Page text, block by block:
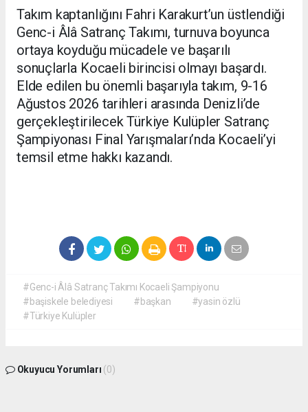
Takım kaptanlığını Fahri Karakurt’un üstlendiği
Genc-i Âlâ Satranç Takımı, turnuva boyunca
ortaya koyduğu mücadele ve başarılı
sonuçlarla Kocaeli birincisi olmayı başardı.
Elde edilen bu önemli başarıyla takım, 9-16
Ağustos 2026 tarihleri arasında Denizli’de
gerçekleştirilecek Türkiye Kulüpler Satranç
Şampiyonası Final Yarışmaları’nda Kocaeli’yi
temsil etme hakkı kazandı.
#Genc-i Âlâ Satranç Takımı Kocaeli Şampiyonu
#başiskele belediyesi
#başkan
#yasin özlü
#Türkiye Kulüpler
Okuyucu Yorumları (0)